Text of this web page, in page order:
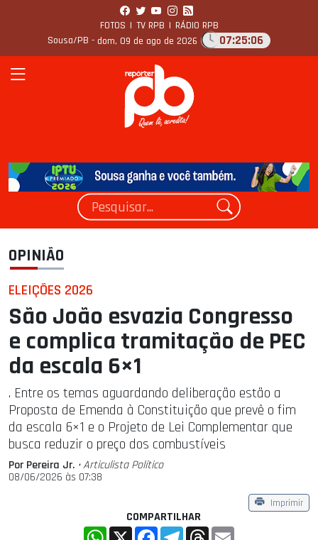
FOTOS | TV RPB | RÁDIO RPB
Sousa/PB - dom, 09 de ago de 2026 07:25:07
OPINIÃO
ELEIÇÕES 2026
São João esvazia Congresso
e complica tramitação de PEC
da escala 6×1
. Entre os temas aguardando deliberação estão a
Proposta de Emenda à Constituição que prevê o fim
da escala 6×1 e o Projeto de Lei Complementar que
busca reduzir o preço dos combustíveis
Por Pereira Jr. • Articulista Polí­tico
08/06/2026 às 07:38
Imprimir
COMPARTILHAR
WhatsApp
X FacebookTelegramThreads